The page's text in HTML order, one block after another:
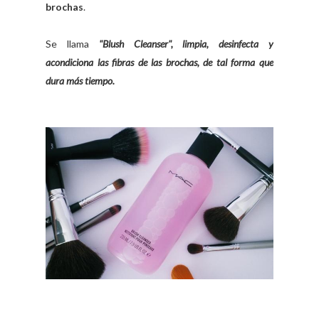
brochas.
Se llama "Blush Cleanser", limpia, desinfecta y
acondiciona las fibras de las brochas, de tal forma que
dura más tiempo.